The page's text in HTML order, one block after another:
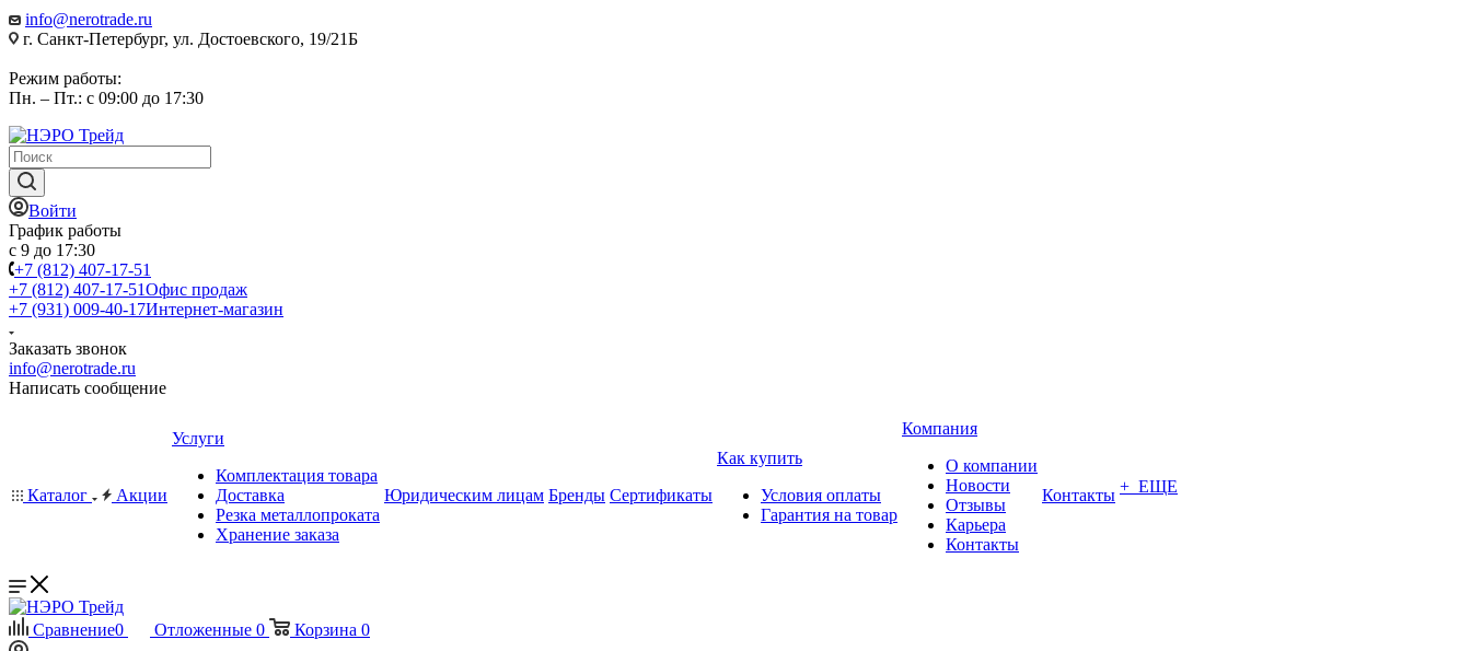
info@nerotrade.ru
г. Санкт-Петербург, ул. Достоевского, 19/21Б
Режим работы:
Пн. – Пт.: с 09:00 до 17:30
Войти
График работы
с 9 до 17:30
+7 (812) 407-17-51
+7 (812) 407-17-51Офис продаж
+7 (931) 009-40-17Интернет-магазин
Заказать звонок
info@nerotrade.ru
Написать сообщение
Каталог Акции
Услуги
Комплектация товара
Доставка
Резка металлопроката
Хранение заказа
Юридическим лицам Бренды Сертификаты
Как купить
Условия оплаты
Гарантия на товар
Компания
О компании
Новости
Отзывы
Карьера
Контакты
Контакты + ЕЩЕ
Сравнение0 Отложенные 0 Корзина 0